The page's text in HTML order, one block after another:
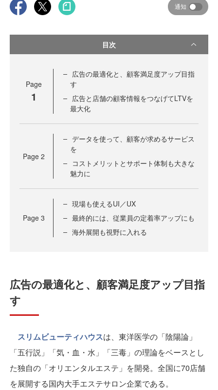
通知
目次
Page
1
広告の最適化と、顧客満足度アップ目指
す
広告と店舗の顧客情報をつなげてLTVを
最大化
Page 2
データを使って、顧客が求めるサービス
を
コストメリットとサポート体制も大きな
魅力に
Page 3
現場も使えるUI／UX
最終的には、従業員の定着率アップにも
海外展開も視野に入れる
広告の最適化と、顧客満足度アップ目指
す
スリムビューティハウスは、東洋医学の「陰陽論」
「五行説」「気・血・水」「三毒」の理論をベースとし
た独自の「オリエンタルエステ」を開発。全国に70店舗
を展開する国内大手エステサロン企業である。